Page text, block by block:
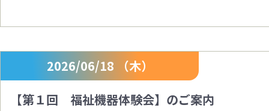
2026/06/18 （木）
【第１回 福祉機器体験会】のご案内